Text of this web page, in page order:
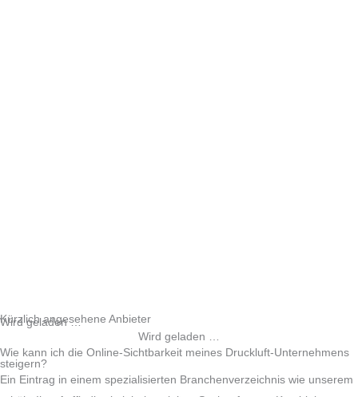
Wird geladen …
Kürzlich angesehene Anbieter
Wird geladen …
Wie kann ich die Online-Sichtbarkeit meines Druckluft-Unternehmens
steigern?
Ein Eintrag in einem spezialisierten Branchenverzeichnis wie unserem